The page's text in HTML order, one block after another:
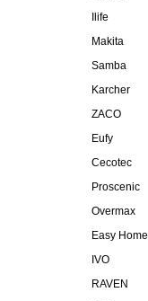
Ilife
Makita
Samba
Karcher
ZACO
Eufy
Cecotec
Proscenic
Overmax
Easy Home
IVO
RAVEN